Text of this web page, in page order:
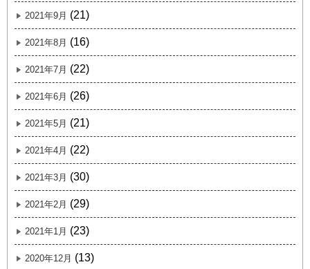
2021年9月 (21)
2021年8月 (16)
2021年7月 (22)
2021年6月 (26)
2021年5月 (21)
2021年4月 (22)
2021年3月 (30)
2021年2月 (29)
2021年1月 (23)
2020年12月 (13)